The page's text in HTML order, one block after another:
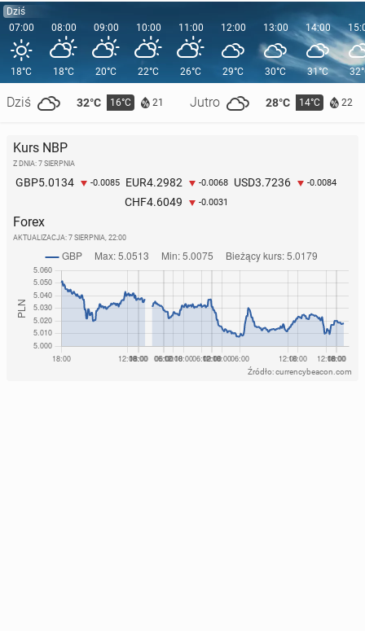
Dziś
07:00
18°C
Dziś 32°C 16°C 21 Jutro 28°C 14°C 22
08:00
18°C
09:00
20°C
10:00
22°C
11:00
26°C
12:00
29°C
13:00
30°C
14:00
31°C
Kurs NBP
Z DNIA: 7 SIERPNIA
GBP5.0134 -0.0085 EUR4.2982 -0.0068 USD3.7236 -0.0084
CHF4.6049 -0.0031
Forex
AKTUALIZACJA: 7 SIERPNIA, 22:00
Źródło: currencybeacon.com